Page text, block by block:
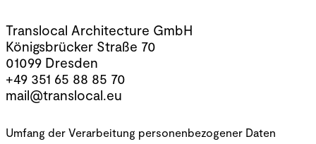
Translocal Architecture GmbH
Königsbrücker Straße 70
01099 Dresden
+49 351 65 88 85 70
mail@translocal.eu
Umfang der Verarbeitung personenbezogener Daten